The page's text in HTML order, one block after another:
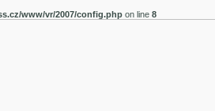
www/vr/2007/config.php on line 8